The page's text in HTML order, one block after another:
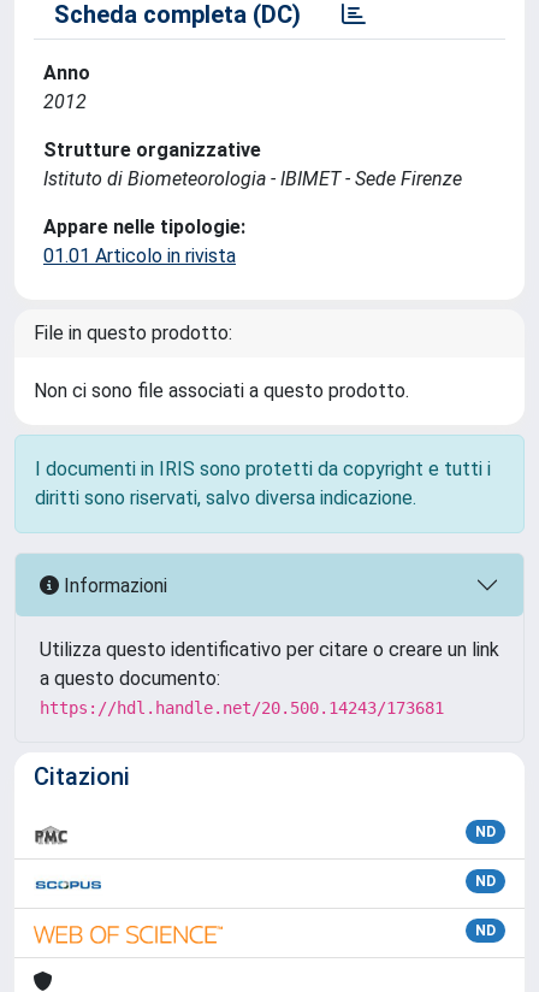
Scheda completa (DC)
Anno
2012
Strutture organizzative
Istituto di Biometeorologia - IBIMET - Sede Firenze
Appare nelle tipologie:
01.01 Articolo in rivista
File in questo prodotto:
Non ci sono file associati a questo prodotto.
I documenti in IRIS sono protetti da copyright e tutti i
diritti sono riservati, salvo diversa indicazione.
Informazioni
Utilizza questo identificativo per citare o creare un link
a questo documento:
https://hdl.handle.net/20.500.14243/173681
Citazioni
ND
ND
ND